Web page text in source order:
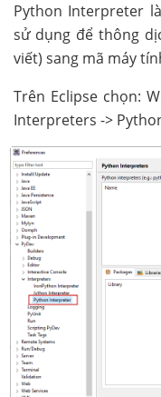
Python Interpreter
sử dụng để thông
viết) sang mã máy
Trên Eclipse chọn:
Interpreters ->